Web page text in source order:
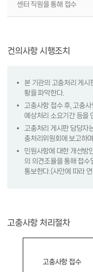
센터 직원을 통해 접수
건의사항 시행조치
본 기관의 고충처리 게시
황을 파악한다.
고충사항 접수 후, 고충
예상처리 소요기간 등을
고충처리 게시판 담당자
충처리위원회에 보고하
민원사항에 대한 개선방
의 의견조율을 통해 접수
통보한다.(사안에 따라
고충사항 처리절차
고충사항 접수